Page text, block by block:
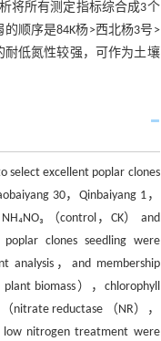
将所有测定指标综合成3个
顺序是84K杨>西北杨3号>
耐低氮性较强，可作为土壤
select excellent poplar clones
30，Qinbaiyang 1，
（control，CK） and
clones seedling were
analysis，and membership
biomass），chlorophyll
nitrate reductase （NR），
low nitrogen treatment were